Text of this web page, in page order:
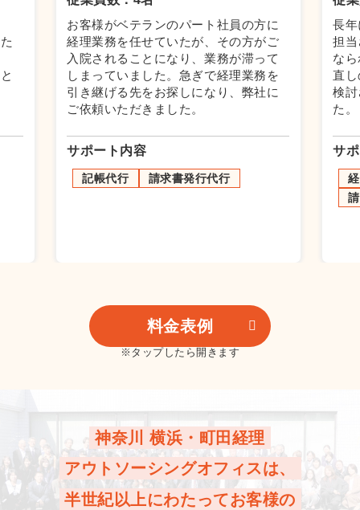
お客様がベテランのパート社員の方に
経理業務を任せていたが、その方がご
入院されることになり、業務が滞って
しまっていました。急ぎで経理業務を
引き継げる先をお探しになり、弊社に
ご依頼いただきました。
サポート内容
記帳代行 請求書発行代行
長
担
な
直
検
た。
サ
料金表例
※タップしたら開きます
神奈川 横浜・町田経理
アウトソーシングオフィスは、
半世紀以上にわたってお客様の